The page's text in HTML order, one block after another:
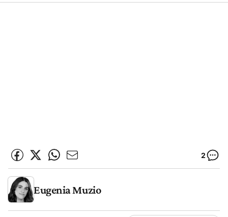
2
Eugenia Muzio